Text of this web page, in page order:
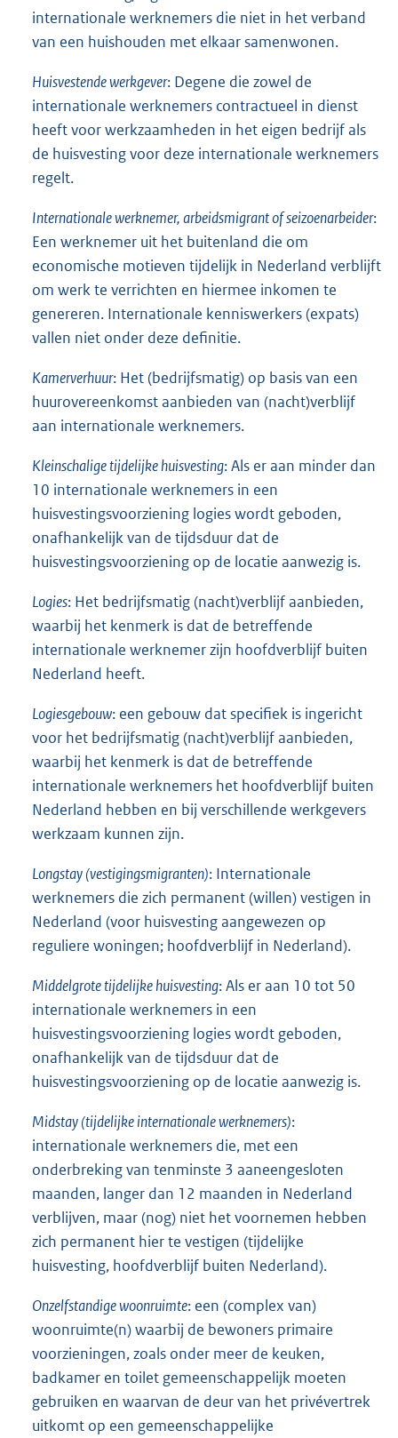
internationale werknemers die niet in het verband
van een huishouden met elkaar samenwonen.
Huisvestende werkgever: Degene die zowel de
internationale werknemers contractueel in dienst
heeft voor werkzaamheden in het eigen bedrijf als
de huisvesting voor deze internationale werknemers
regelt.
Internationale werknemer, arbeidsmigrant of seizoenarbeider:
Een werknemer uit het buitenland die om
economische motieven tijdelijk in Nederland verblijft
om werk te verrichten en hiermee inkomen te
genereren. Internationale kenniswerkers (expats)
vallen niet onder deze definitie.
Kamerverhuur: Het (bedrijfsmatig) op basis van een
huurovereenkomst aanbieden van (nacht)verblijf
aan internationale werknemers.
Kleinschalige tijdelijke huisvesting: Als er aan minder dan
10 internationale werknemers in een
huisvestingsvoorziening logies wordt geboden,
onafhankelijk van de tijdsduur dat de
huisvestingsvoorziening op de locatie aanwezig is.
Logies: Het bedrijfsmatig (nacht)verblijf aanbieden,
waarbij het kenmerk is dat de betreffende
internationale werknemer zijn hoofdverblijf buiten
Nederland heeft.
Logiesgebouw: een gebouw dat specifiek is ingericht
voor het bedrijfsmatig (nacht)verblijf aanbieden,
waarbij het kenmerk is dat de betreffende
internationale werknemers het hoofdverblijf buiten
Nederland hebben en bij verschillende werkgevers
werkzaam kunnen zijn.
Longstay (vestigingsmigranten): Internationale
werknemers die zich permanent (willen) vestigen in
Nederland (voor huisvesting aangewezen op
reguliere woningen; hoofdverblijf in Nederland).
Middelgrote tijdelijke huisvesting: Als er aan 10 tot 50
internationale werknemers in een
huisvestingsvoorziening logies wordt geboden,
onafhankelijk van de tijdsduur dat de
huisvestingsvoorziening op de locatie aanwezig is.
Midstay (tijdelijke internationale werknemers):
internationale werknemers die, met een
onderbreking van tenminste 3 aaneengesloten
maanden, langer dan 12 maanden in Nederland
verblijven, maar (nog) niet het voornemen hebben
zich permanent hier te vestigen (tijdelijke
huisvesting, hoofdverblijf buiten Nederland).
Onzelfstandige woonruimte: een (complex van)
woonruimte(n) waarbij de bewoners primaire
voorzieningen, zoals onder meer de keuken,
badkamer en toilet gemeenschappelijk moeten
gebruiken en waarvan de deur van het privévertrek
uitkomt op een gemeenschappelijke